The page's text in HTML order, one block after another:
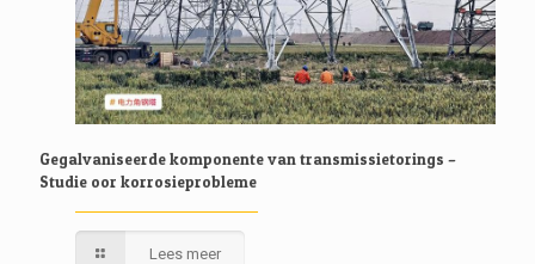
Gegalvaniseerde komponente van transmissietorings –
Studie oor korrosieprobleme
Lees meer